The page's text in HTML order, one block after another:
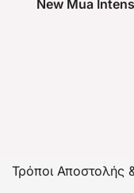
New Mua
Τρόποι Αποστολής